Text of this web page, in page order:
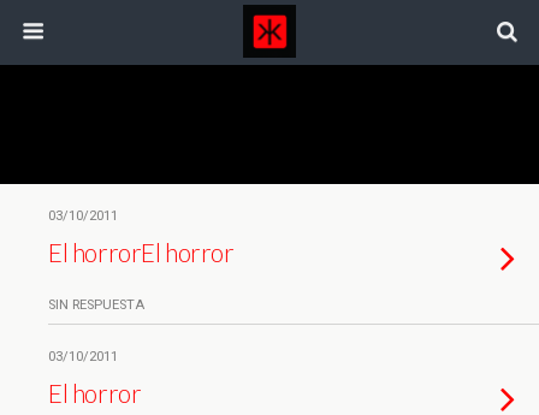
03/10/2011
El horrorEl horror
SIN RESPUESTA
03/10/2011
El horror